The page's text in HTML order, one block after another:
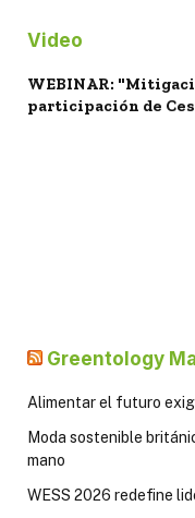
Video
WEBINAR:
participación de
Greentology
Alimentar el futuro
Moda sostenible
mano
WESS 2026 redefine